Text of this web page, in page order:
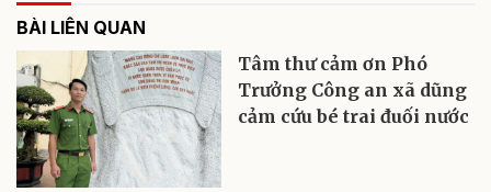
BÀI LIÊN QUAN
Tâm thư cảm ơn Phó
Trưởng Công an xã dũng
cảm cứu bé trai đuối nước